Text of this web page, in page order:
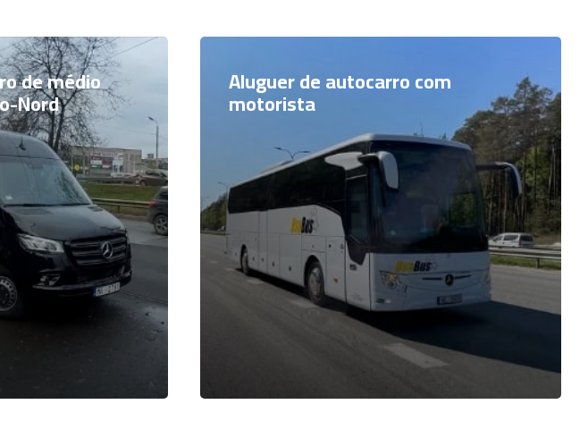
de médio
Nord
Aluguer de autocarro com
motorista